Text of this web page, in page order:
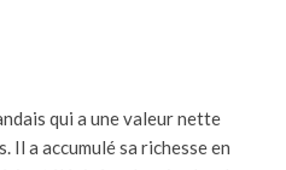
qui a une valeur nette
Il a accumulé sa richesse en